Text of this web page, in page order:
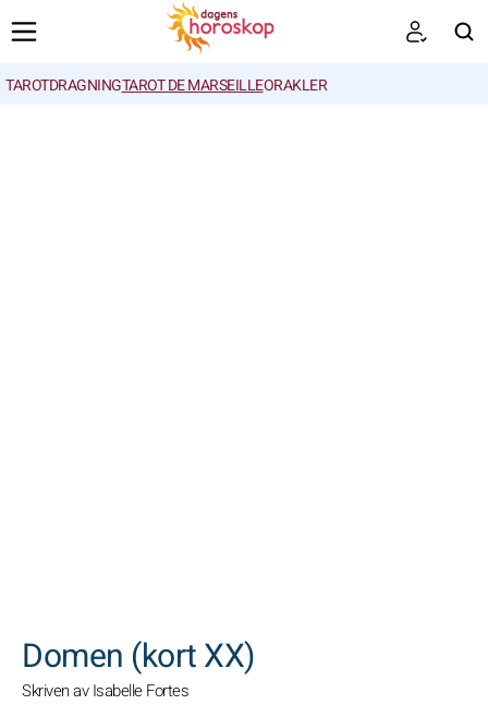
TAROTDRAGNINGTAROT DE MARSEILLEORAKLER
Domen (kort XX)
Skriven av Isabelle Fortes